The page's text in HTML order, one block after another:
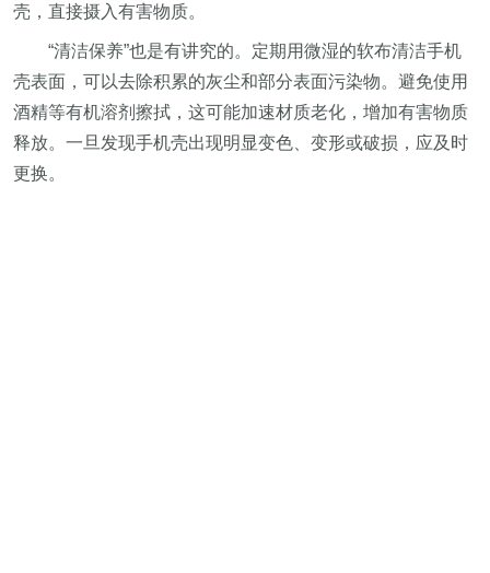
壳，直接摄入有害物质。
“清洁保养”也是有讲究的。定期用微湿的软布清洁手机
壳表面，可以去除积累的灰尘和部分表面污染物。避免使用
酒精等有机溶剂擦拭，这可能加速材质老化，增加有害物质
释放。一旦发现手机壳出现明显变色、变形或破损，应及时
更换。